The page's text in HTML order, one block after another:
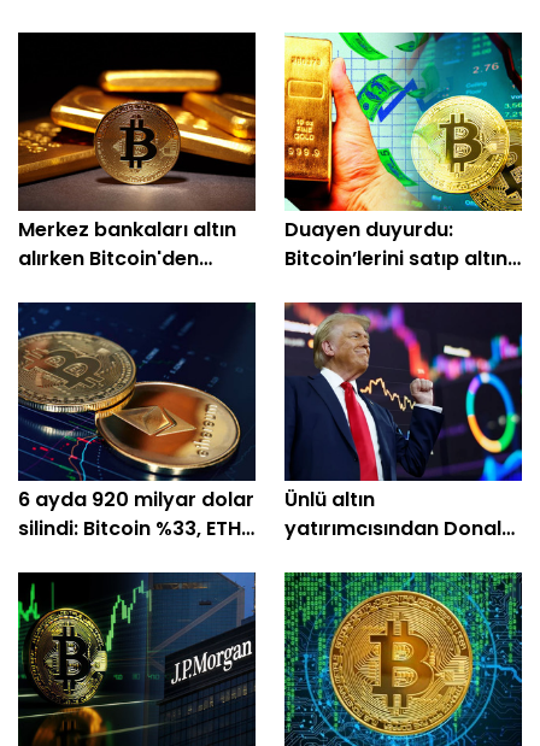
Merkez bankaları altın
alırken Bitcoin'den
Duayen duyurdu:
Bitcoin’lerini satıp altına
6 ayda 920 milyar dolar
silindi: Bitcoin %33, ETH
Ünlü altın
yatırımcısından Donald
sert eleştiri